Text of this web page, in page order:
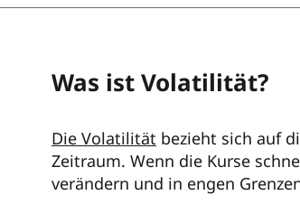
Was ist Volatilität?
Die Volatilität bezieht sich auf
Zeitraum. Wenn die Kurse
verändern und in engen